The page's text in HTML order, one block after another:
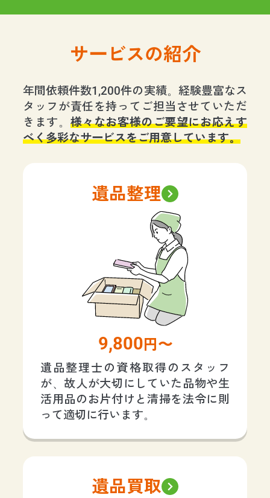
サービスの紹介
年間依頼件数1,200件の実績。経験豊富なス
タッフが責任を持ってご担当させていただ
きます。 様々なお客様のご要望にお応えす
べく多彩なサービスをご用意しています。
遺品整理
9,800 円〜
遺品整理士の資格取得のスタッフ
が、故人が大切にしていた品物や生
活用品のお片付けと清掃を法令に則
って適切に行います。
遺品買取